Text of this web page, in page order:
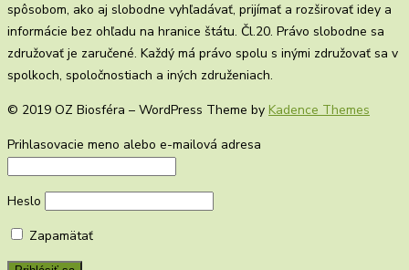
spôsobom, ako aj slobodne vyhľadávať, prijímať a rozširovať idey a
informácie bez ohľadu na hranice štátu. Čl.20. Právo slobodne sa
združovať je zaručené. Každý má právo spolu s inými združovať sa v
spolkoch, spoločnostiach a iných združeniach.
© 2019 OZ Biosféra – WordPress Theme by Kadence Themes
Prihlasovacie meno alebo e-mailová adresa
Heslo
Zapamätať